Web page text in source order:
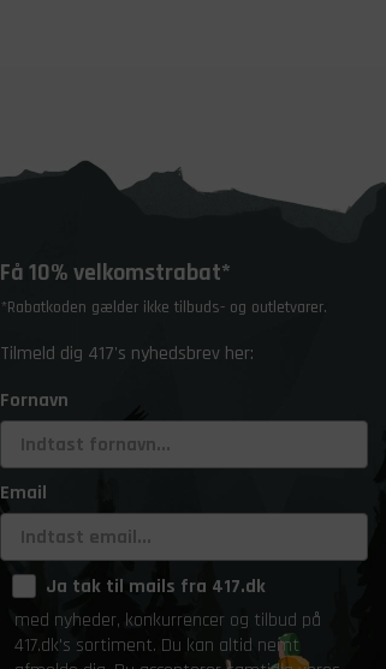
Få 10% velkomstrabat*
*Rabatkoden gælder ikke tilbuds- og outletvarer.
Tilmeld dig 417's nyhedsbrev her:
Fornavn
Email
Ja tak til mails fra 417.dk
med nyheder, konkurrencer og tilbud på
417.dk's sortiment. Du kan altid nemt